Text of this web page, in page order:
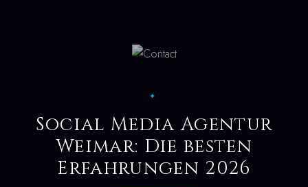
✦
Social Media Agentur
Weimar: Die besten
Erfahrungen 2026